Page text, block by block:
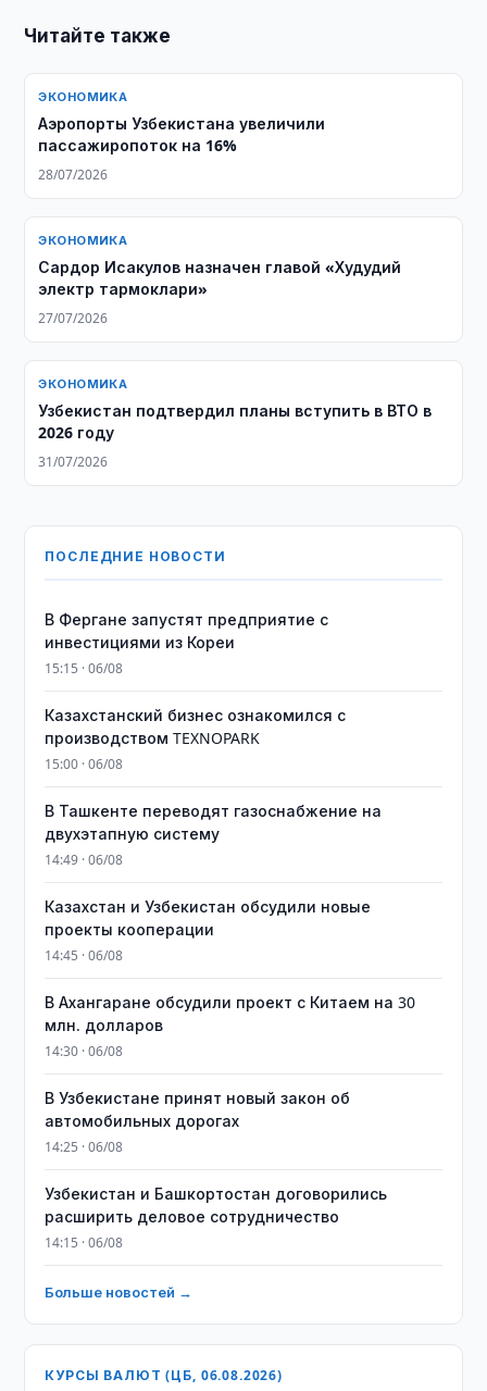
Читайте также
ЭКОНОМИКА
Аэропорты Узбекистана увеличили
пассажиропоток на 16%
28/07/2026
ЭКОНОМИКА
Сардор Исакулов назначен главой «Худудий
электр тармоклари»
27/07/2026
ЭКОНОМИКА
Узбекистан подтвердил планы вступить в ВТО в
2026 году
31/07/2026
ПОСЛЕДНИЕ НОВОСТИ
В Фергане запустят предприятие с
инвестициями из Кореи
15:15 · 06/08
Казахстанский бизнес ознакомился с
производством TEXNOPARK
15:00 · 06/08
В Ташкенте переводят газоснабжение на
двухэтапную систему
14:49 · 06/08
Казахстан и Узбекистан обсудили новые
проекты кооперации
14:45 · 06/08
В Ахангаране обсудили проект с Китаем на 30
млн. долларов
14:30 · 06/08
В Узбекистане принят новый закон об
автомобильных дорогах
14:25 · 06/08
Узбекистан и Башкортостан договорились
расширить деловое сотрудничество
14:15 · 06/08
Больше новостей →
КУРСЫ ВАЛЮТ (ЦБ, 06.08.2026)